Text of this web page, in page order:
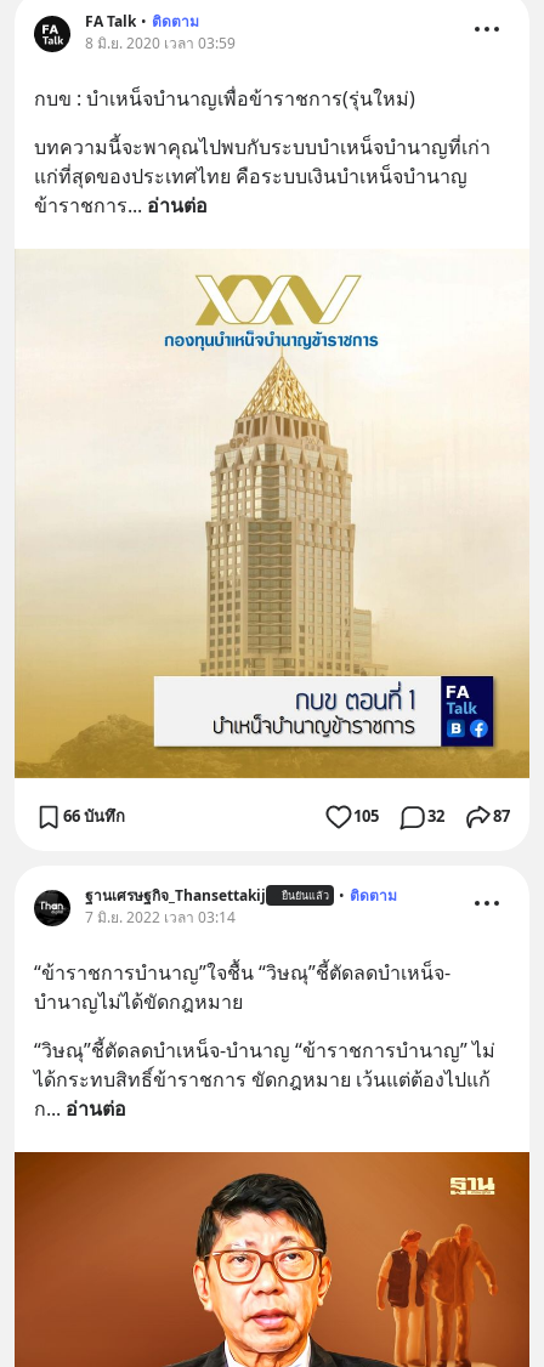
FA Talk • ติดตาม
8 มิ.ย. 2020 เวลา 03:59
กบข : บำเหน็จบำนาญเพื่อข้าราชการ(รุ่นใหม่)
บทความนี้จะพาคุณไปพบกับระบบบำเหน็จบำนาญที่เก่า
แก่ที่สุดของประเทศไทย คือระบบเงินบำเหน็จบำนาญ
ข้าราชการ... อ่านต่อ
66 บันทึก 105 32 87
ฐานเศรษฐกิจ_Thansettakij ยืนยันแล้ว • ติดตาม
7 มิ.ย. 2022 เวลา 03:14
“ข้าราชการบำนาญ”ใจชื้น “วิษณุ”ชี้ตัดลดบำเหน็จ-
บำนาญไม่ได้ขัดกฎหมาย
“วิษณุ”ชี้ตัดลดบำเหน็จ-บำนาญ “ข้าราชการบำนาญ” ไม่
ได้กระทบสิทธิ์ข้าราชการ ขัดกฎหมาย เว้นแต่ต้องไปแก้
ก... อ่านต่อ